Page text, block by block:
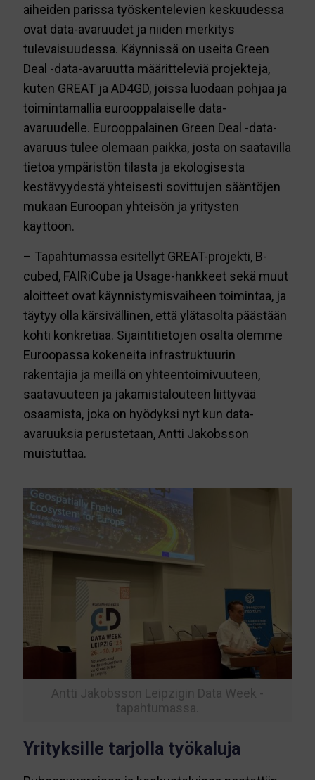
aiheiden parissa työskentelevien keskuudessa
ovat data-avaruudet ja niiden merkitys
tulevaisuudessa. Käynnissä on useita Green
Deal -data-avaruutta määritteleviä projekteja,
kuten GREAT ja AD4GD, joissa luodaan pohjaa ja
toimintamallia eurooppalaiselle data-
avaruudelle. Eurooppalainen Green Deal -data-
avaruus tulee olemaan paikka, josta on saatavilla
tietoa ympäristön tilasta ja ekologisesta
kestävyydestä yhteisesti sovittujen sääntöjen
mukaan Euroopan yhteisön ja yritysten
käyttöön.
– Tapahtumassa esitellyt GREAT-projekti, B-
cubed, FAIRiCube ja Usage-hankkeet sekä muut
aloitteet ovat käynnistymisvaiheen toimintaa, ja
täytyy olla kärsivällinen, että ylätasolta päästään
kohti konkretiaa. Sijaintitietojen osalta olemme
Euroopassa kokeneita infrastruktuurin
rakentajia ja meillä on yhteentoimivuuteen,
saatavuuteen ja jakamistalouteen liittyvää
osaamista, joka on hyödyksi nyt kun data-
avaruuksia perustetaan, Antti Jakobsson
muistuttaa.
Antti Jakobsson Leipzigin Data Week -
tapahtumassa.
Yrityksille tarjolla työkaluja